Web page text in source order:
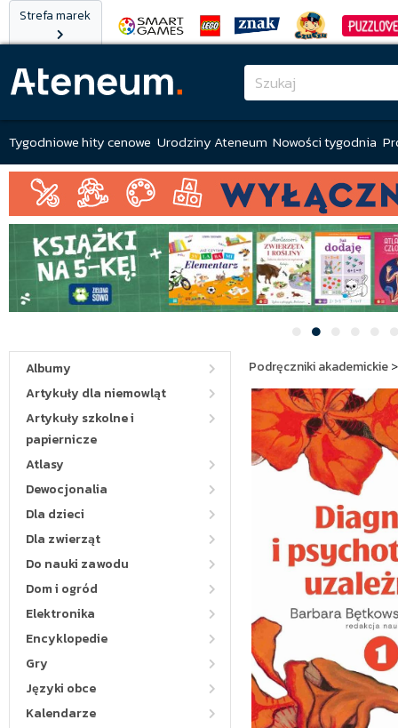
Strefa marek
Tygodniowe hity cenowe Urodziny Ateneum Nowości tygodnia
Albumy
Artykuły dla niemowląt
Artykuły szkolne i
papiernicze
Atlasy
Dewocjonalia
Dla dzieci
Dla zwierząt
Do nauki zawodu
Dom i ogród
Elektronika
Encyklopedie
Gry
Języki obce
Kalendarze
Podręczniki akademickie